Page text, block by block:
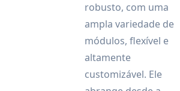
robusto, com uma
ampla variedade de
módulos, flexível e
altamente
customizável. Ele